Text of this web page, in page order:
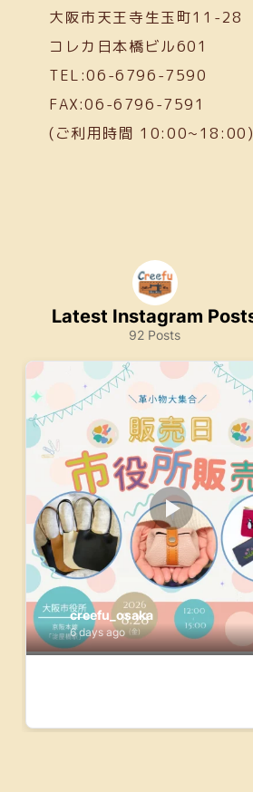
大阪市天王寺生玉町11-28
コレカ日本橋ビル601
TEL:06-6796-7590
FAX:06-6796-7591
(ご利用時間 10:00~18:00)